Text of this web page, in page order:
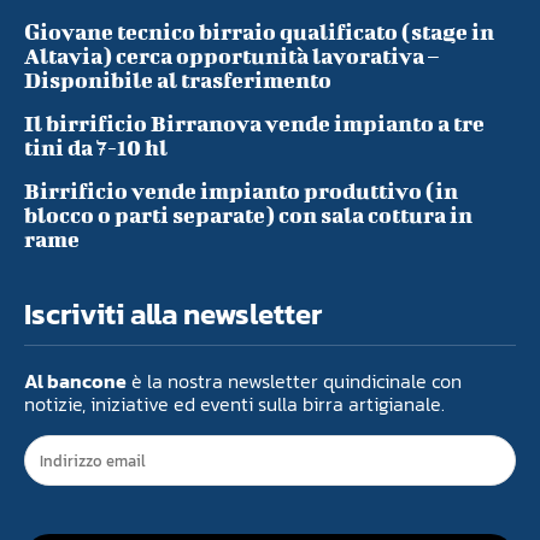
Giovane tecnico birraio qualificato (stage in
Altavia) cerca opportunità lavorativa –
Disponibile al trasferimento
Il birrificio Birranova vende impianto a tre
tini da 7-10 hl
Birrificio vende impianto produttivo (in
blocco o parti separate) con sala cottura in
rame
Iscriviti alla newsletter
Al banconeè la nostra newsletter quindicinale con
notizie, iniziative ed eventi sulla birra artigianale.